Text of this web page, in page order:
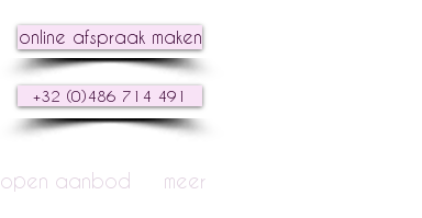
online afspraak maken
+32 (0)486 714 491
open aanbod meer